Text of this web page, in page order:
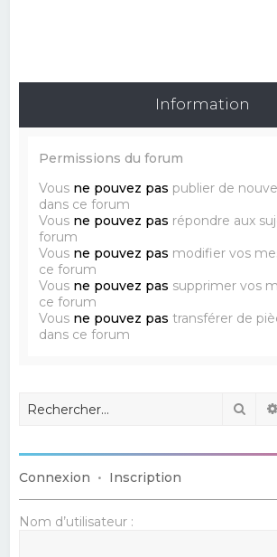
Information
Permissions du forum
Vous ne pouvez pas publier de
dans ce forum
Vous ne pouvez pas répondre aux
forum
Vous ne pouvez pas modifier vos
ce forum
Vous ne pouvez pas supprimer vos
ce forum
Vous ne pouvez pas transférer de
dans ce forum
Connexion • Inscription
Nom d’utilisateur :